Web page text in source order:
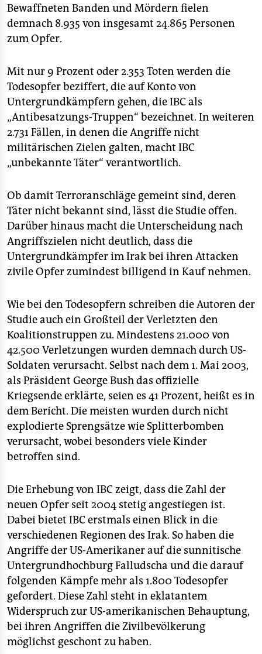
Bewaffneten Banden und Mördern fielen
demnach 8.935 von insgesamt 24.865 Personen
zum Opfer.
Mit nur 9 Prozent oder 2.353 Toten werden die
Todesopfer beziffert, die auf Konto von
Untergrundkämpfern gehen, die IBC als
„Antibesatzungs-Truppen“ bezeichnet. In weiteren
2.731 Fällen, in denen die Angriffe nicht
militärischen Zielen galten, macht IBC
„unbekannte Täter“ verantwortlich.
Ob damit Terroranschläge gemeint sind, deren
Täter nicht bekannt sind, lässt die Studie offen.
Darüber hinaus macht die Unterscheidung nach
Angriffszielen nicht deutlich, dass die
Untergrundkämpfer im Irak bei ihren Attacken
zivile Opfer zumindest billigend in Kauf nehmen.
Wie bei den Todesopfern schreiben die Autoren der
Studie auch ein Großteil der Verletzten den
Koalitionstruppen zu. Mindestens 21.000 von
42.500 Verletzungen wurden demnach durch US-
Soldaten verursacht. Selbst nach dem 1. Mai 2003,
als Präsident George Bush das offizielle
Kriegsende erklärte, seien es 41 Prozent, heißt es in
dem Bericht. Die meisten wurden durch nicht
explodierte Sprengsätze wie Splitterbomben
verursacht, wobei besonders viele Kinder
betroffen sind.
Die Erhebung von IBC zeigt, dass die Zahl der
neuen Opfer seit 2004 stetig angestiegen ist.
Dabei bietet IBC erstmals einen Blick in die
verschiedenen Regionen des Irak. So haben die
Angriffe der US-Amerikaner auf die sunnitische
Untergrundhochburg Falludscha und die darauf
folgenden Kämpfe mehr als 1.800 Todesopfer
gefordert. Diese Zahl steht in eklatantem
Widerspruch zur US-amerikanischen Behauptung,
bei ihren Angriffen die Zivilbevölkerung
möglichst geschont zu haben.